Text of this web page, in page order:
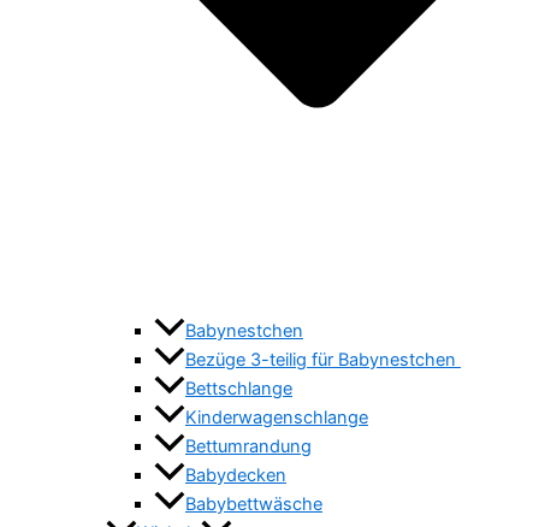
Babynestchen
Bezüge 3-teilig für Babynestchen
Bettschlange
Kinderwagenschlange
Bettumrandung
Babydecken
Babybettwäsche